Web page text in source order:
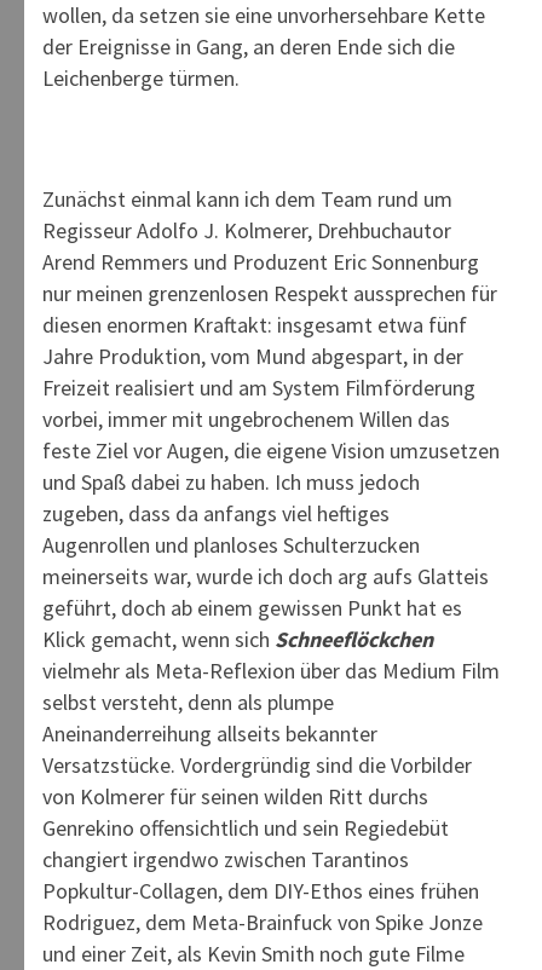
wollen, da setzen sie eine unvorhersehbare Kette
der Ereignisse in Gang, an deren Ende sich die
Leichenberge türmen.
Zunächst einmal kann ich dem Team rund um
Regisseur Adolfo J. Kolmerer, Drehbuchautor
Arend Remmers und Produzent Eric Sonnenburg
nur meinen grenzenlosen Respekt aussprechen für
diesen enormen Kraftakt: insgesamt etwa fünf
Jahre Produktion, vom Mund abgespart, in der
Freizeit realisiert und am System Filmförderung
vorbei, immer mit ungebrochenem Willen das
feste Ziel vor Augen, die eigene Vision umzusetzen
und Spaß dabei zu haben. Ich muss jedoch
zugeben, dass da anfangs viel heftiges
Augenrollen und planloses Schulterzucken
meinerseits war, wurde ich doch arg aufs Glatteis
geführt, doch ab einem gewissen Punkt hat es
Klick gemacht, wenn sich Schneeflöckchen
vielmehr als Meta-Reflexion über das Medium Film
selbst versteht, denn als plumpe
Aneinanderreihung allseits bekannter
Versatzstücke. Vordergründig sind die Vorbilder
von Kolmerer für seinen wilden Ritt durchs
Genrekino offensichtlich und sein Regiedebüt
changiert irgendwo zwischen Tarantinos
Popkultur-Collagen, dem DIY-Ethos eines frühen
Rodriguez, dem Meta-Brainfuck von Spike Jonze
und einer Zeit, als Kevin Smith noch gute Filme